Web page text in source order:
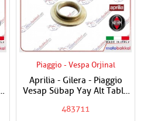
Piaggio - Vespa Orjinal
Aprilia - Gilera - Piaggio
Vesap Sübap Yay Alt Tabla
483711